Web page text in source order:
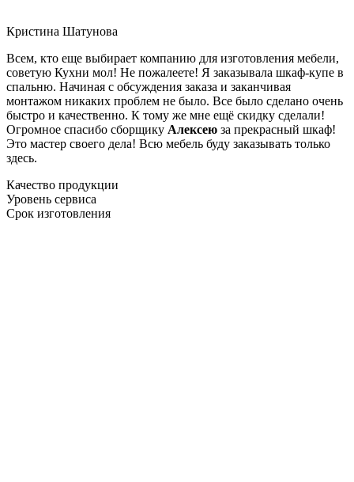
Кристина Шатунова
Всем, кто еще выбирает компанию для изготовления мебели,
советую Кухни мол! Не пожалеете! Я заказывала шкаф-купе в
спальню. Начиная с обсуждения заказа и заканчивая
монтажом никаких проблем не было. Все было сделано очень
быстро и качественно. К тому же мне ещё скидку сделали!
Огромное спасибо сборщику Алексею за прекрасный шкаф!
Это мастер своего дела! Всю мебель буду заказывать только
здесь.
Качество продукции
Уровень сервиса
Срок изготовления